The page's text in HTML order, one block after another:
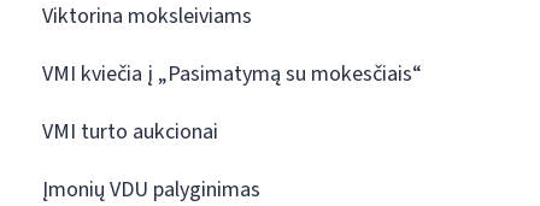
Viktorina moksleiviams
VMI kviečia į „Pasimatymą su mokesčiais“
VMI turto aukcionai
Įmonių VDU palyginimas